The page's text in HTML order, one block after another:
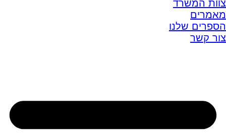
צוות המשרד
מאמרים
הספרים שלנו
צור קשר